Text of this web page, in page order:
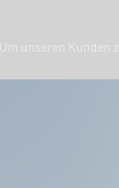
Um unseren Kunden